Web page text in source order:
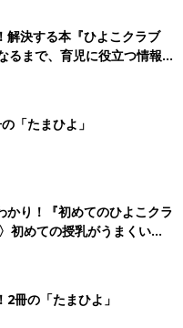
女の子とわかってうれしく
ニターに見入ってしまっ
って言われるとばかり思
ですね”って」（文美さ
限を下回る527g。医師
摘はなく、“入院すれば
美さん）
上司に状況を伝え、仕事
解決する本『ひよこクラブ
まで、育児に役立つ情報が
「たまひよ」
かり！『初めてのひよこクラ
初めての授乳がうまくい
基本と夏のトラブル 解決テ
冊の「たまひよ」